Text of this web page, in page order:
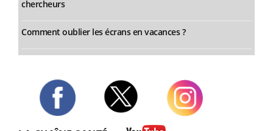
chercheurs
Comment oublier les écrans en vacances ?